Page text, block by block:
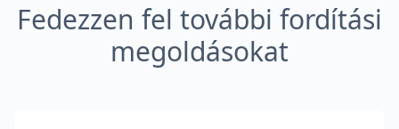
Fedezzen fel további fordítási
megoldásokat